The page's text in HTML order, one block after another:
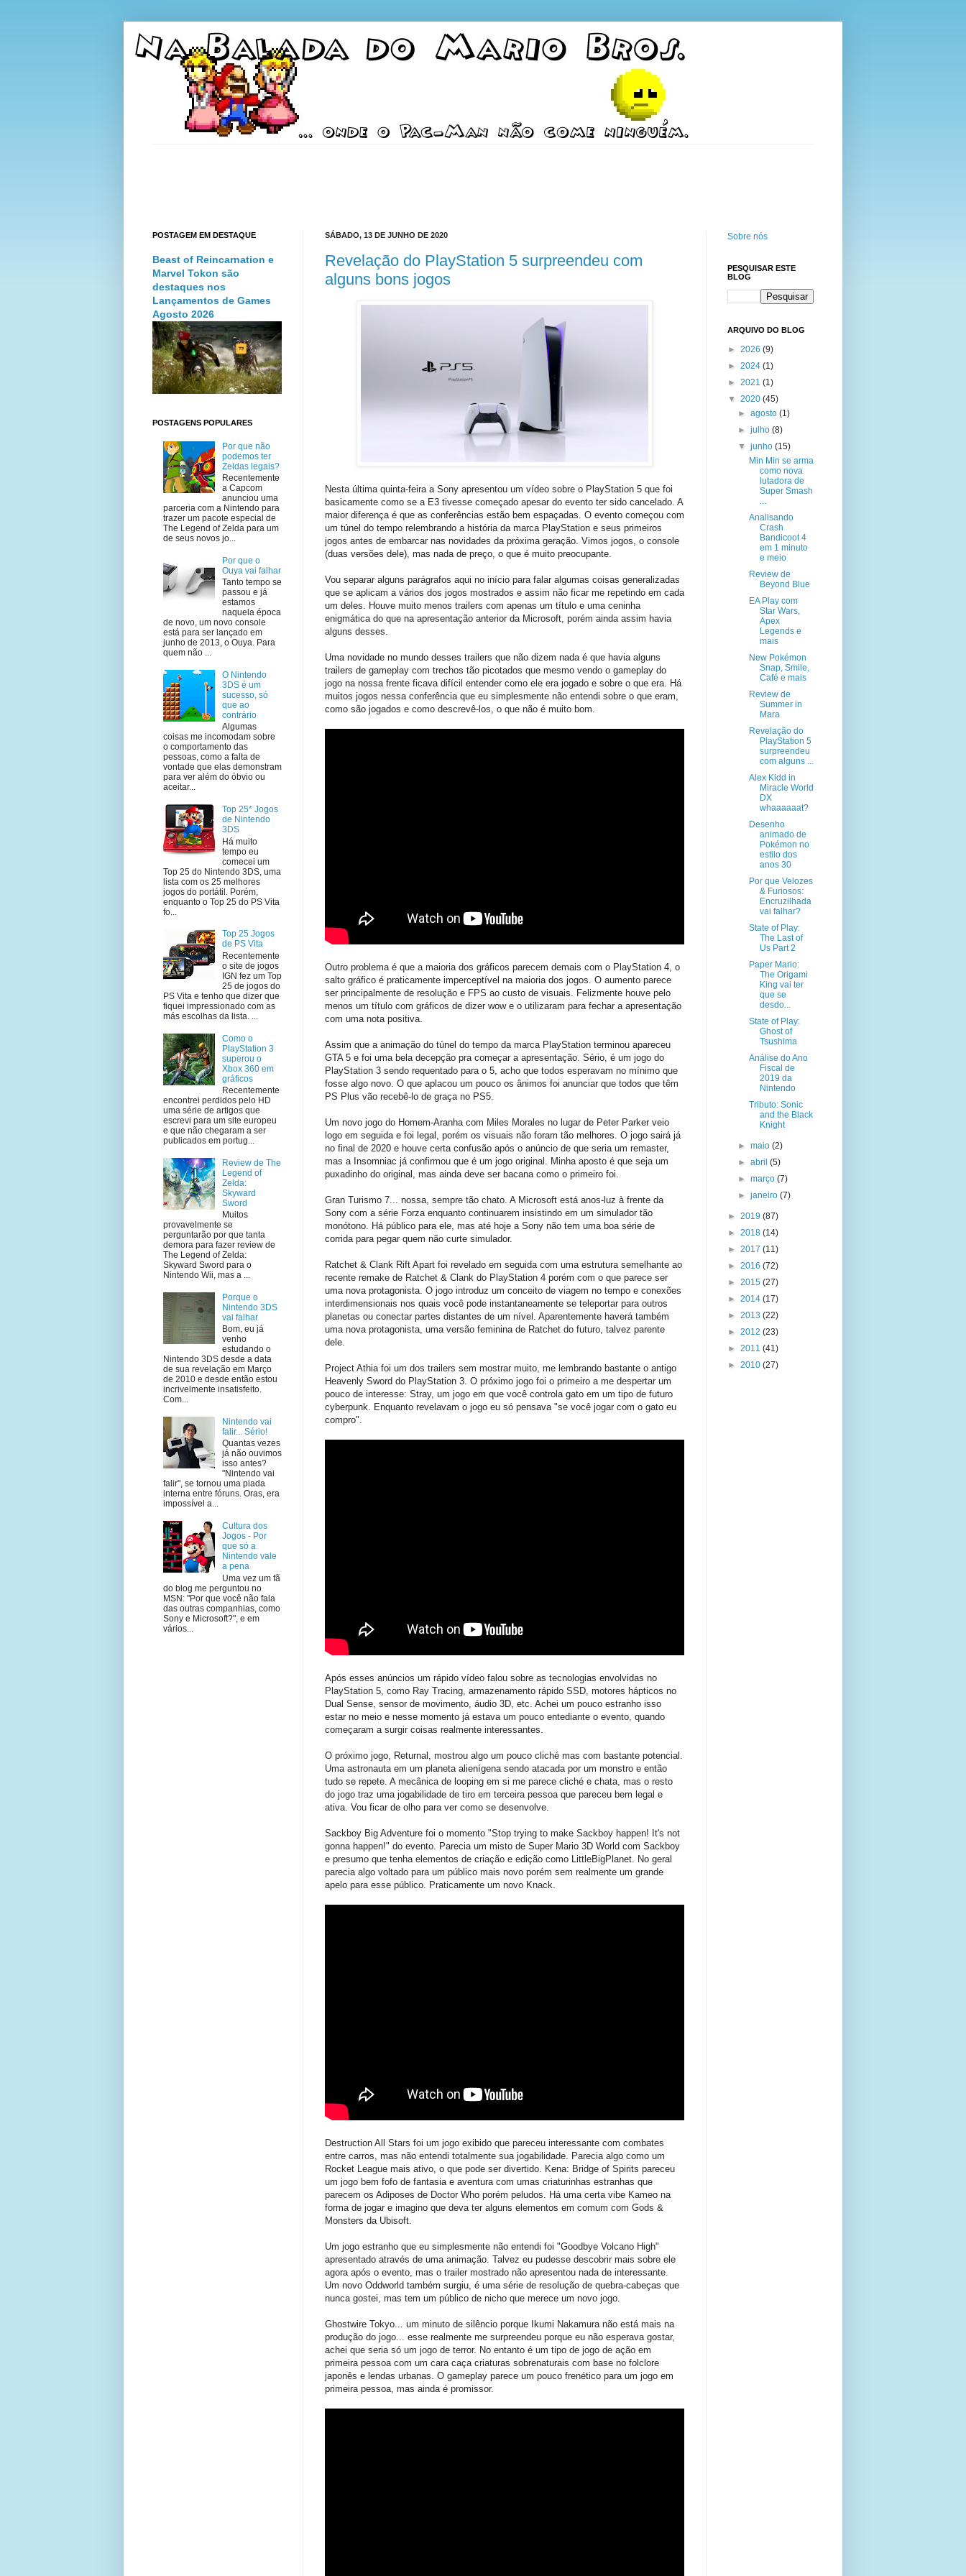
SÁBADO, 13 DE JUNHO DE 2020
Revelação do PlayStation 5 surpreendeu com
alguns bons jogos
Nesta última quinta-feira a Sony apresentou um vídeo sobre o PlayStation 5 que foi
basicamente como se a E3 tivesse começado apesar do evento ter sido cancelado. A
maior diferença é que as conferências estão bem espaçadas. O evento começou com
um túnel do tempo relembrando a história da marca PlayStation e seus primeiros
jogos antes de embarcar nas novidades da próxima geração. Vimos jogos, o console
(duas versões dele), mas nada de preço, o que é muito preocupante.
Vou separar alguns parágrafos aqui no início para falar algumas coisas generalizadas
que se aplicam a vários dos jogos mostrados e assim não ficar me repetindo em cada
um deles. Houve muito menos trailers com apenas um título e uma ceninha
enigmática do que na apresentação anterior da Microsoft, porém ainda assim havia
alguns desses.
Uma novidade no mundo desses trailers que não dizem nada é que havia alguns
trailers de gameplay com trechos tão picotados que mesmo vendo o gameplay do
jogo na nossa frente ficava difícil entender como ele era jogado e sobre o que era. Há
muitos jogos nessa conferência que eu simplesmente não entendi sobre o que eram,
como são jogados e como descrevê-los, o que não é muito bom.
Outro problema é que a maioria dos gráficos parecem demais com o PlayStation 4, o
salto gráfico é praticamente imperceptível na maioria dos jogos. O aumento parece
ser principalmente de resolução e FPS ao custo de visuais. Felizmente houve pelo
menos um título com gráficos de dizer wow e o utilizaram para fechar a apresentação
com uma nota positiva.
Assim que a animação do túnel do tempo da marca PlayStation terminou apareceu
GTA 5 e foi uma bela decepção pra começar a apresentação. Sério, é um jogo do
PlayStation 3 sendo requentado para o 5, acho que todos esperavam no mínimo que
fosse algo novo. O que aplacou um pouco os ânimos foi anunciar que todos que têm
PS Plus vão recebê-lo de graça no PS5.
Um novo jogo do Homem-Aranha com Miles Morales no lugar de Peter Parker veio
logo em seguida e foi legal, porém os visuais não foram tão melhores. O jogo sairá já
no final de 2020 e houve certa confusão após o anúncio de que seria um remaster,
mas a Insomniac já confirmou que é um jogo original. Minha aposto é que seja um
puxadinho do original, mas ainda deve ser bacana como o primeiro foi.
Gran Turismo 7... nossa, sempre tão chato. A Microsoft está anos-luz à frente da
Sony com a série Forza enquanto continuarem insistindo em um simulador tão
monótono. Há público para ele, mas até hoje a Sony não tem uma boa série de
corrida para pegar quem não curte simulador.
Ratchet & Clank Rift Apart foi revelado em seguida com uma estrutura semelhante ao
recente remake de Ratchet & Clank do PlayStation 4 porém com o que parece ser
uma nova protagonista. O jogo introduz um conceito de viagem no tempo e conexões
interdimensionais nos quais você pode instantaneamente se teleportar para outros
planetas ou conectar partes distantes de um nível. Aparentemente haverá também
uma nova protagonista, uma versão feminina de Ratchet do futuro, talvez parente
dele.
Project Athia foi um dos trailers sem mostrar muito, me lembrando bastante o antigo
Heavenly Sword do PlayStation 3. O próximo jogo foi o primeiro a me despertar um
pouco de interesse: Stray, um jogo em que você controla gato em um tipo de futuro
cyberpunk. Enquanto revelavam o jogo eu só pensava "se você jogar com o gato eu
compro".
Após esses anúncios um rápido vídeo falou sobre as tecnologias envolvidas no
PlayStation 5, como Ray Tracing, armazenamento rápido SSD, motores hápticos no
Dual Sense, sensor de movimento, áudio 3D, etc. Achei um pouco estranho isso
estar no meio e nesse momento já estava um pouco entediante o evento, quando
começaram a surgir coisas realmente interessantes.
O próximo jogo, Returnal, mostrou algo um pouco cliché mas com bastante potencial.
Uma astronauta em um planeta alienígena sendo atacada por um monstro e então
tudo se repete. A mecânica de looping em si me parece cliché e chata, mas o resto
do jogo traz uma jogabilidade de tiro em terceira pessoa que pareceu bem legal e
ativa. Vou ficar de olho para ver como se desenvolve.
Sackboy Big Adventure foi o momento "Stop trying to make Sackboy happen! It's not
gonna happen!" do evento. Parecia um misto de Super Mario 3D World com Sackboy
e presumo que tenha elementos de criação e edição como LittleBigPlanet. No geral
parecia algo voltado para um público mais novo porém sem realmente um grande
apelo para esse público. Praticamente um novo Knack.
Destruction All Stars foi um jogo exibido que pareceu interessante com combates
entre carros, mas não entendi totalmente sua jogabilidade. Parecia algo como um
Rocket League mais ativo, o que pode ser divertido. Kena: Bridge of Spirits pareceu
um jogo bem fofo de fantasia e aventura com umas criaturinhas estranhas que
parecem os Adiposes de Doctor Who porém peludos. Há uma certa vibe Kameo na
forma de jogar e imagino que deva ter alguns elementos em comum com Gods &
Monsters da Ubisoft.
Um jogo estranho que eu simplesmente não entendi foi "Goodbye Volcano High"
apresentado através de uma animação. Talvez eu pudesse descobrir mais sobre ele
agora após o evento, mas o trailer mostrado não apresentou nada de interessante.
Um novo Oddworld também surgiu, é uma série de resolução de quebra-cabeças que
nunca gostei, mas tem um público de nicho que merece um novo jogo.
Ghostwire Tokyo... um minuto de silêncio porque Ikumi Nakamura não está mais na
produção do jogo... esse realmente me surpreendeu porque eu não esperava gostar,
achei que seria só um jogo de terror. No entanto é um tipo de jogo de ação em
primeira pessoa com um cara caça criaturas sobrenaturais com base no folclore
japonês e lendas urbanas. O gameplay parece um pouco frenético para um jogo em
primeira pessoa, mas ainda é promissor.
POSTAGEM EM DESTAQUE
Beast of Reincarnation e
Marvel Tokon são
destaques nos
Lançamentos de Games
Agosto 2026
POSTAGENS POPULARES
Por que não
podemos ter
Zeldas legais?
Recentemente
a Capcom
anunciou uma
parceria com a Nintendo para
trazer um pacote especial de
The Legend of Zelda para um
de seus novos jo...
Por que o
Ouya vai falhar
Tanto tempo se
passou e já
estamos
naquela época
de novo, um novo console
está para ser lançado em
junho de 2013, o Ouya. Para
quem não ...
O Nintendo
3DS é um
sucesso, só
que ao
contrário
Algumas
coisas me incomodam sobre
o comportamento das
pessoas, como a falta de
vontade que elas demonstram
para ver além do óbvio ou
aceitar...
Top 25* Jogos
de Nintendo
3DS
Há muito
tempo eu
comecei um
Top 25 do Nintendo 3DS, uma
lista com os 25 melhores
jogos do portátil. Porém,
enquanto o Top 25 do PS Vita
fo...
Top 25 Jogos
de PS Vita
Recentemente
o site de jogos
IGN fez um Top
25 de jogos do
PS Vita e tenho que dizer que
fiquei impressionado com as
más escolhas da lista. ...
Como o
PlayStation 3
superou o
Xbox 360 em
gráficos
Recentemente
encontrei perdidos pelo HD
uma série de artigos que
escrevi para um site europeu
e que não chegaram a ser
publicados em portug...
Review de The
Legend of
Zelda:
Skyward
Sword
Muitos
provavelmente se
perguntarão por que tanta
demora para fazer review de
The Legend of Zelda:
Skyward Sword para o
Nintendo Wii, mas a ...
Porque o
Nintendo 3DS
vai falhar
Bom, eu já
venho
estudando o
Nintendo 3DS desde a data
de sua revelação em Março
de 2010 e desde então estou
incrivelmente insatisfeito.
Com...
Nintendo vai
falir... Sério!
Quantas vezes
já não ouvimos
isso antes?
"Nintendo vai
falir", se tornou uma piada
interna entre fóruns. Oras, era
impossível a...
Cultura dos
Jogos - Por
que só a
Nintendo vale
a pena
Uma vez um fã
do blog me perguntou no
MSN: "Por que você não fala
das outras companhias, como
Sony e Microsoft?", e em
vários...
Sobre nós
PESQUISAR ESTE
BLOG
ARQUIVO DO BLOG
► 2026 (9)
► 2024 (1)
► 2021 (1)
▼ 2020 (45)
►agosto(1)
►julho(8)
▼junho(15)
Min Min se arma
como nova
lutadora de
Super Smash
...
Analisando
Crash
Bandicoot 4
em 1 minuto
e meio
Review de
Beyond Blue
EA Play com
Star Wars,
Apex
Legends e
mais
New Pokémon
Snap, Smile,
Café e mais
Review de
Summer in
Mara
Revelação do
PlayStation 5
surpreendeu
com alguns ...
Alex Kidd in
Miracle World
DX
whaaaaaat?
Desenho
animado de
Pokémon no
estilo dos
anos 30
Por que Velozes
& Furiosos:
Encruzilhada
vai falhar?
State of Play:
The Last of
Us Part 2
Paper Mario:
The Origami
King vai ter
que se
desdo...
State of Play:
Ghost of
Tsushima
Análise do Ano
Fiscal de
2019 da
Nintendo
Tributo: Sonic
and the Black
Knight
►maio(2)
►abril(5)
►março(7)
►janeiro(7)
► 2019 (87)
► 2018 (14)
► 2017 (11)
► 2016 (72)
► 2015 (27)
► 2014 (17)
► 2013 (22)
► 2012 (23)
► 2011 (41)
► 2010 (27)